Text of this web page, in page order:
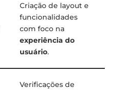
Criação de layout e
funcionalidades
com foco na
experiência do
usuário.
Verificações de